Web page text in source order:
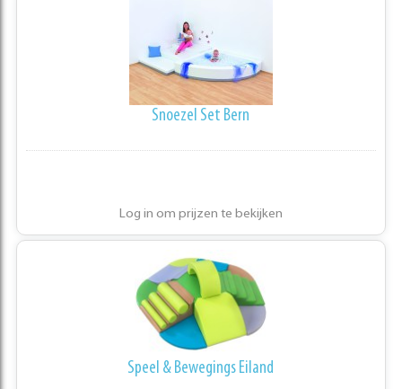
Snoezel Set Bern
Log in om prijzen te bekijken
Speel & Bewegings Eiland